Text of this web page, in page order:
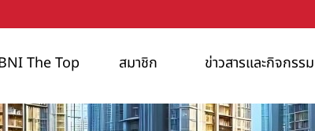
The Top สมาชิก ข่าวสารและกิจกรรม